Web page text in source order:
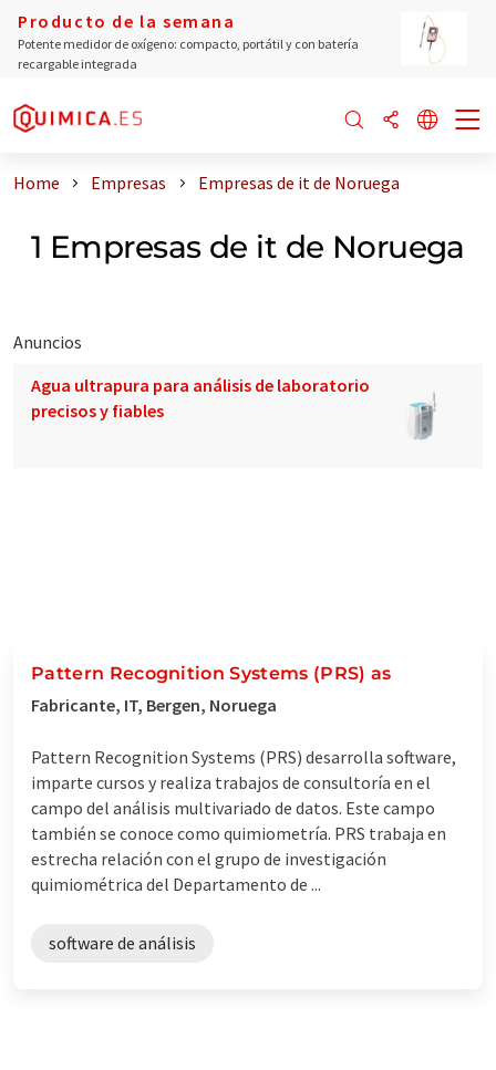
Producto de la semana
Potente medidor de oxígeno: compacto, portátil y con batería
recargable integrada
Home Empresas Empresas de it de Noruega
1 Empresas de it de Noruega
Anuncios
Agua ultrapura para análisis de laboratorio
precisos y fiables
Pattern Recognition Systems (PRS) as
Fabricante, IT, Bergen, Noruega
Pattern Recognition Systems (PRS) desarrolla software,
imparte cursos y realiza trabajos de consultoría en el
campo del análisis multivariado de datos. Este campo
también se conoce como quimiometría. PRS trabaja en
estrecha relación con el grupo de investigación
quimiométrica del Departamento de ...
software de análisis